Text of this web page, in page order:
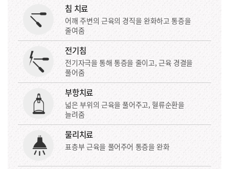
침 치료
어깨 주변의 근육의 경직을 완화하고 통증을
줄여줌
전기침
전기자극을 통해 통증을 줄이고, 근육 경결을
풀어줌
부항치료
넓은 부위의 근육을 풀어주고, 혈류순환을
늘려줌
물리치료
표층부 근육을 풀어주어 통증을 완화